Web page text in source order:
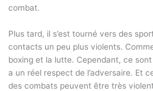
combat.
Plus tard, il s’est tourné vers des
contacts un peu plus violents.
boxing et la lutte. Cependant, ce
a un réel respect de l’adversaire. Et
des combats peuvent être très